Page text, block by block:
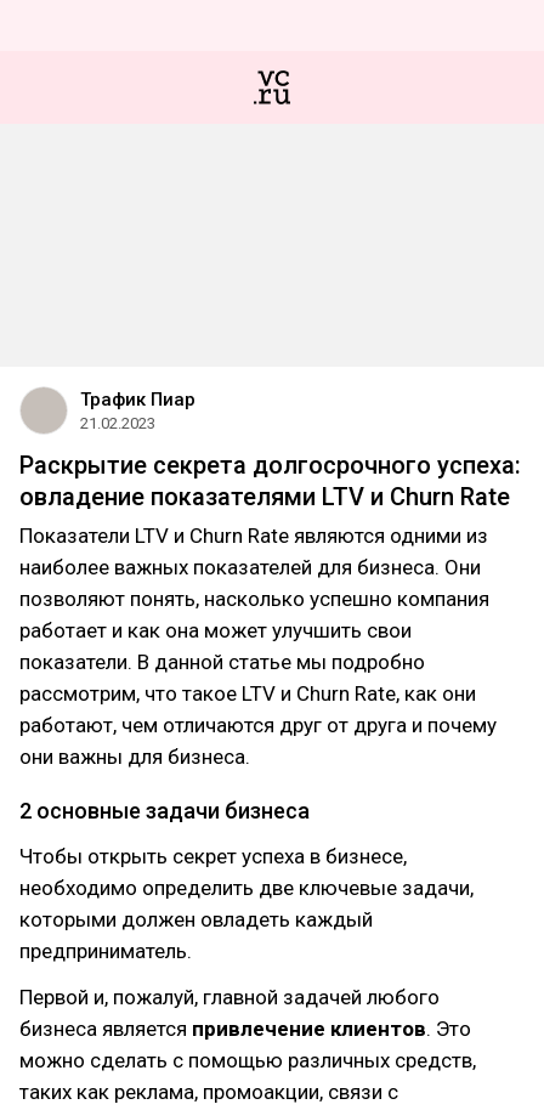
Трафик Пиар
21.02.2023
Раскрытие секрета долгосрочного успеха:
овладение показателями LTV и Churn Rate
Показатели LTV и Churn Rate являются одними из
наиболее важных показателей для бизнеса. Они
позволяют понять, насколько успешно компания
работает и как она может улучшить свои
показатели. В данной статье мы подробно
рассмотрим, что такое LTV и Churn Rate, как они
работают, чем отличаются друг от друга и почему
они важны для бизнеса.
2 основные задачи бизнеса
Чтобы открыть секрет успеха в бизнесе,
необходимо определить две ключевые задачи,
которыми должен овладеть каждый
предприниматель.
Первой и, пожалуй, главной задачей любого
бизнеса является привлечение клиентов. Это
можно сделать с помощью различных средств,
таких как реклама, промоакции, связи с